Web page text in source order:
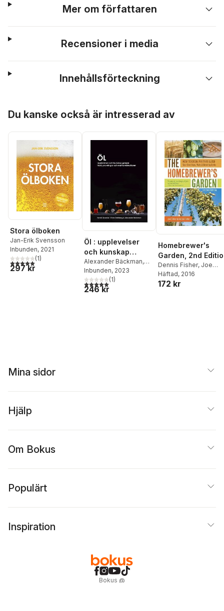
Mer om författaren
Recensioner i media
Innehållsförteckning
Du kanske också är intresserad av
Stora ölboken
Jan-Erik Svensson
Inbunden, 2021
5,0utav 5 stjärnor. Totalt antal röster:
(1)
297 kr
Öl : upplevelser
och kunskap
genom teori,
provningar och
matkombinationer
Alexander Bäckman,
Victor Dahlberg
Scander
Inbunden, 2023
5,0utav 5 stjärnor. Totalt antal röster:
(1)
246 kr
Homebrewer's
Garden, 2nd
Dennis Fisher, Joe
Fisher
Häftad, 2016
172 kr
Mina sidor
Hjälp
Om Bokus
Populärt
Inspiration
Bokus @